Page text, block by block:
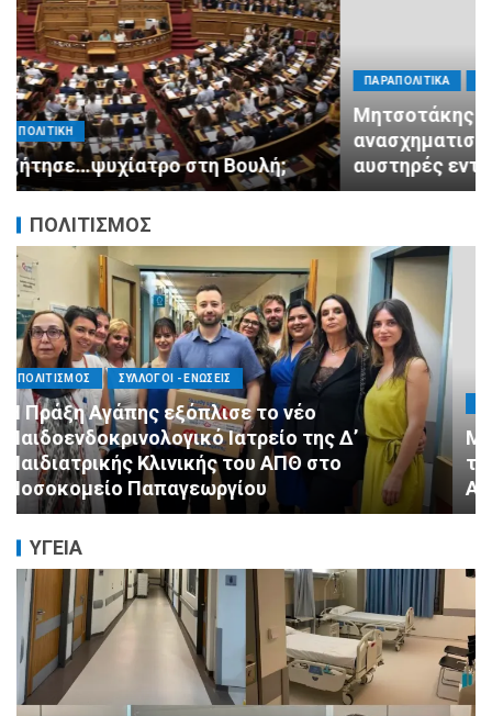
ΠΑΡΑΠΟΛΙΤΙΚΑ ΠΟΛΙΤΙΚΗ
Μητσοτάκης σε υπουργούς: Ξεχάστε τον
ανασχηματισμό, πιάστε δουλειά με 4
αυστηρές εντολές
ΠΟΛΙΤΙΣΜΟΣ
ΑΓΙΟΣ ΔΗΜΗΤΡΙΟΣ ΕΚΚΛΗΣΙΑ - ΑΡΧΟΝΤΑΡΙΚΙ ΠΟΛΙΤΙΣΜΟΣ
Με κατάνυξη και λαμπρότητα ο εορτασμός
της Μεταμορφώσεως του Σωτήρος στον
Ασύρματο
ΥΓΕΙΑ